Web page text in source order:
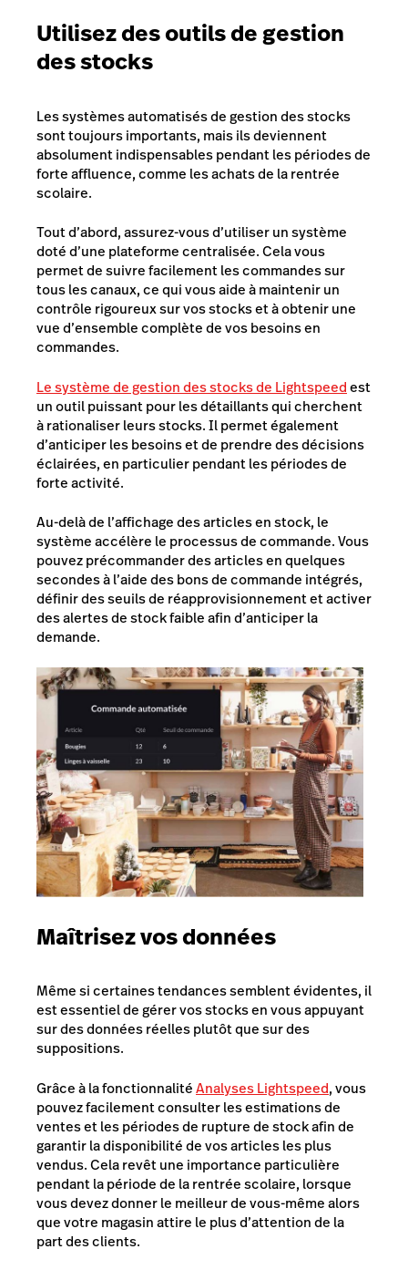
Utilisez des outils de gestion
des stocks
Les systèmes automatisés de gestion des stocks
sont toujours importants, mais ils deviennent
absolument indispensables pendant les périodes de
forte affluence, comme les achats de la rentrée
scolaire.
Tout d’abord, assurez-vous d’utiliser un système
doté d’une plateforme centralisée. Cela vous
permet de suivre facilement les commandes sur
tous les canaux, ce qui vous aide à maintenir un
contrôle rigoureux sur vos stocks et à obtenir une
vue d’ensemble complète de vos besoins en
commandes.
Le système de gestion des stocks de Lightspeedest
un outil puissant pour les détaillants qui cherchent
à rationaliser leurs stocks. Il permet également
d’anticiper les besoins et de prendre des décisions
éclairées, en particulier pendant les périodes de
forte activité.
Au-delà de l’affichage des articles en stock, le
système accélère le processus de commande. Vous
pouvez précommander des articles en quelques
secondes à l’aide des bons de commande intégrés,
définir des seuils de réapprovisionnement et activer
des alertes de stock faible afin d’anticiper la
demande.
Maîtrisez vos données
Même si certaines tendances semblent évidentes, il
est essentiel de gérer vos stocks en vous appuyant
sur des données réelles plutôt que sur des
suppositions.
Grâce à la fonctionnalitéAnalyses Lightspeed, vous
pouvez facilement consulter les estimations de
ventes et les périodes de rupture de stock afin de
garantir la disponibilité de vos articles les plus
vendus. Cela revêt une importance particulière
pendant la période de la rentrée scolaire, lorsque
vous devez donner le meilleur de vous-même alors
que votre magasin attire le plus d’attention de la
part des clients.